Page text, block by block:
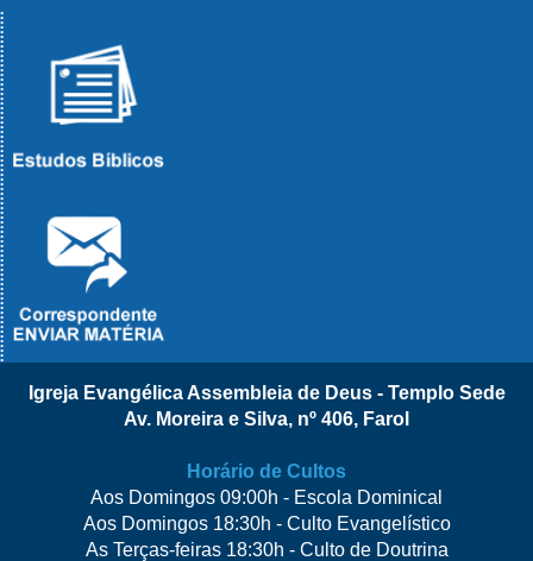
Igreja Evangélica Assembleia de Deus - Templo Sede
Av. Moreira e Silva, nº 406, Farol
Horário de Cultos
Aos Domingos 09:00h - Escola Dominical
Aos Domingos 18:30h - Culto Evangelístico
As Terças-feiras 18:30h - Culto de Doutrina